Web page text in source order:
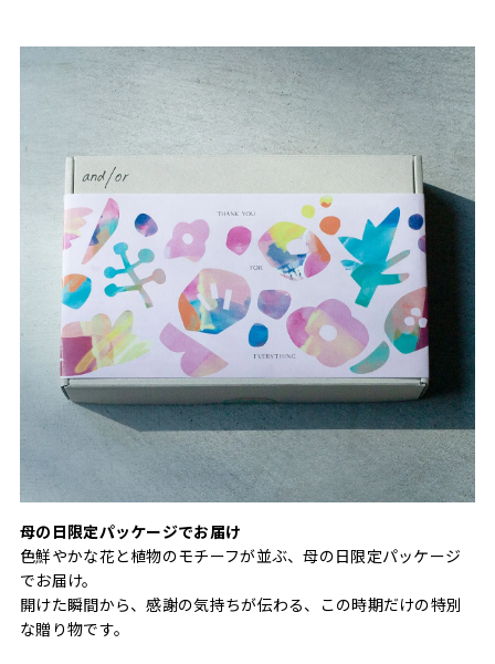
母の日限定パッケージでお届け
色鮮やかな花と植物のモチーフが並ぶ、母の日限定パッケージ
でお届け。
開けた瞬間から、感謝の気持ちが伝わる、この時期だけの特別
な贈り物です。